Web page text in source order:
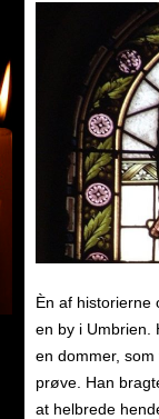
Èn af historierne
en by i Umbrien.
en dommer,
prøve. Han
at helbrede